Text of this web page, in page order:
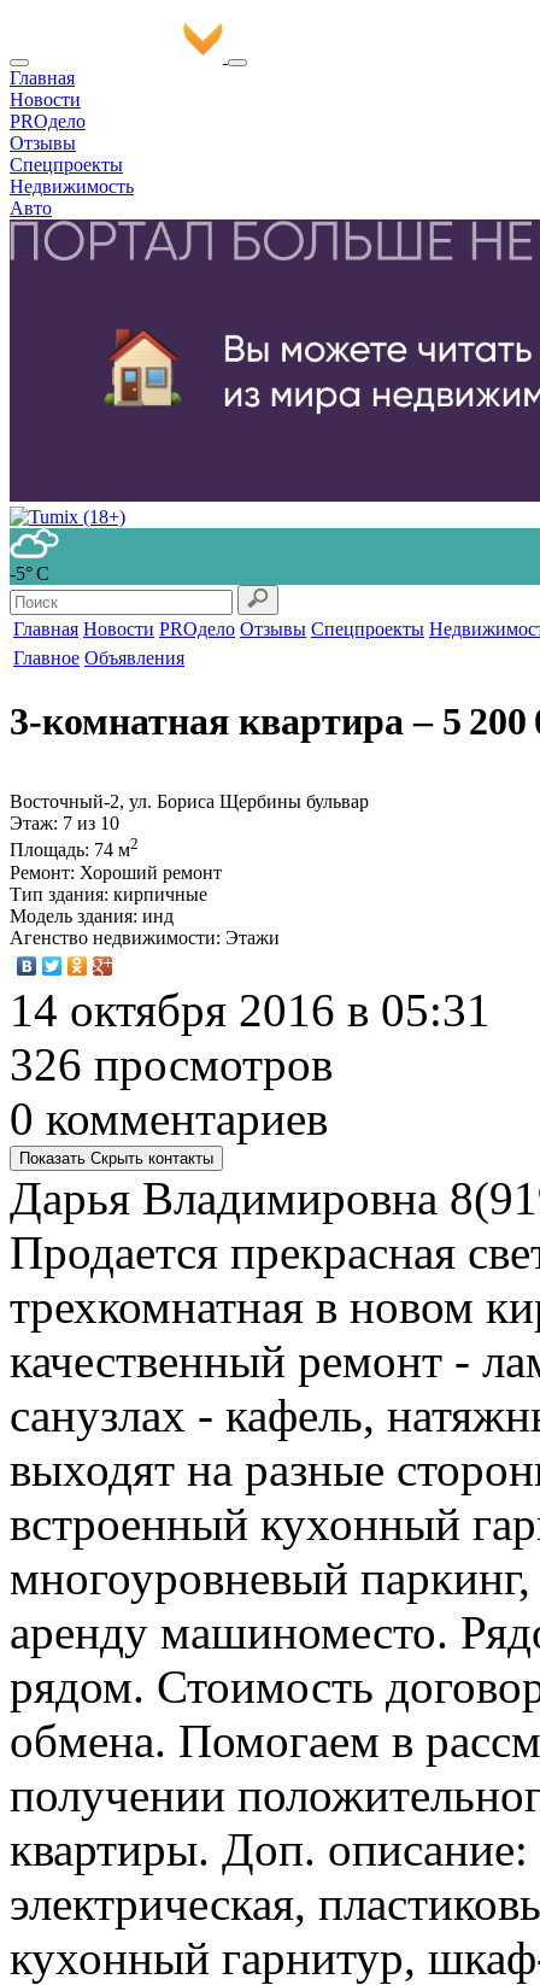
Главная
Новости
PROдело
Отзывы
Спецпроекты
Недвижимость
Авто
-5° С
Главная Новости PROдело Отзывы Спецпроекты
Главное Объявления
3-комнатная квартира ‒ 5 200
Восточный-2, ул. Бориса Щербины бульвар
Этаж: 7 из 10
Площадь: 74 м2
Ремонт: Хороший ремонт
Тип здания: кирпичные
Модель здания: инд
Агенство недвижимости: Этажи
14 октября 2016 в 05:31
326 просмотров
0 комментариев
Показать Скрыть контакты
Дарья Владимировна
Продается прекрасная
трехкомнатная в новом
качественный ремонт -
санузлах - кафель,
выходят на разные
встроенный кухонный
многоуровневый
аренду машиноместо.
рядом. Стоимость
обмена. Помогаем в
получении
квартиры. Доп. описание:
электрическая,
кухонный гарнитур,